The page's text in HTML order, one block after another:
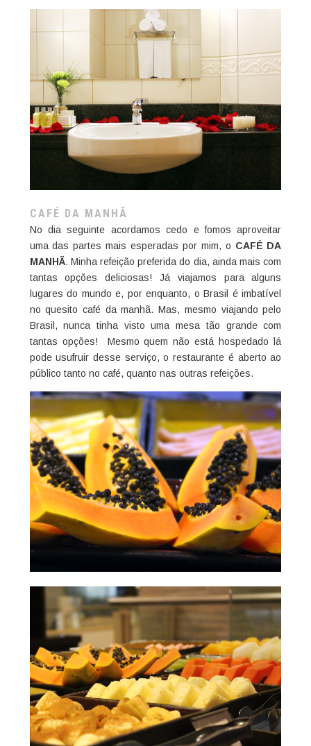
CAFÉ DA MANHÃ
No dia seguinte acordamos cedo e fomos aproveitar
uma das partes mais esperadas por mim, o CAFÉ DA
MANHÃ. Minha refeição preferida do dia, ainda mais com
tantas opções deliciosas! Já viajamos para alguns
lugares do mundo e, por enquanto, o Brasil é imbatível
no quesito café da manhã. Mas, mesmo viajando pelo
Brasil, nunca tinha visto uma mesa tão grande com
tantas opções! Mesmo quem não está hospedado lá
pode usufruir desse serviço, o restaurante é aberto ao
público tanto no café, quanto nas outras refeições.